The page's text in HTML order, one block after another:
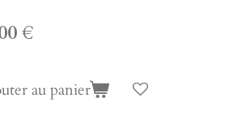
€
au panier